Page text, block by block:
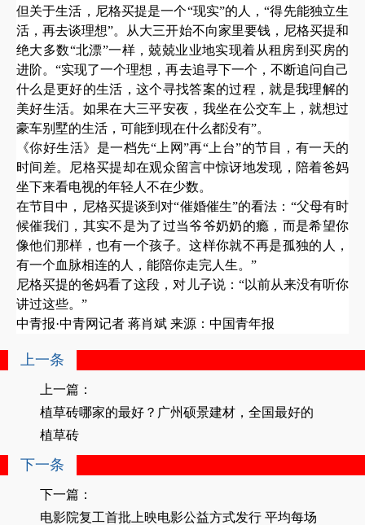
但关于生活，尼格买提是一个“现实”的人，“得先能独立生
活，再去谈理想”。从大三开始不向家里要钱，尼格买提和
绝大多数“北漂”一样，兢兢业业地实现着从租房到买房的
进阶。“实现了一个理想，再去追寻下一个，不断追问自己
什么是更好的生活，这个寻找答案的过程，就是我理解的
美好生活。如果在大三平安夜，我坐在公交车上，就想过
豪车别墅的生活，可能到现在什么都没有”。
《你好生活》是一档先“上网”再“上台”的节目，有一天的
时间差。尼格买提却在观众留言中惊讶地发现，陪着爸妈
坐下来看电视的年轻人不在少数。
在节目中，尼格买提谈到对“催婚催生”的看法：“父母有时
候催我们，其实不是为了过当爷爷奶奶的瘾，而是希望你
像他们那样，也有一个孩子。这样你就不再是孤独的人，
有一个血脉相连的人，能陪你走完人生。”
尼格买提的爸妈看了这段，对儿子说： “以前从来没有听你
讲过这些。”
中青报·中青网记者 蒋肖斌 来源：中国青年报
上一条
上一篇：
植草砖哪家的最好？广州硕景建材，全国最好的
植草砖
下一条
下一篇：
电影院复工首批上映电影公益方式发行 平均每场